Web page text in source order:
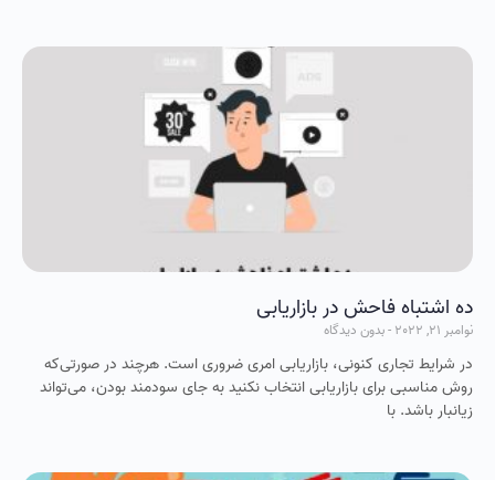
ده اشتباه فاحش در بازاریابی
نوامبر 21, 2022 بدون دیدگاه
در شرایط تجاری كنونی، بازاریابی امری ضروری است. هرچند در صورتی‌كه
روش مناسبی برای بازاریابی انتخاب نکنید به جای سودمند بودن، می‌تواند
زیانبار باشد. با